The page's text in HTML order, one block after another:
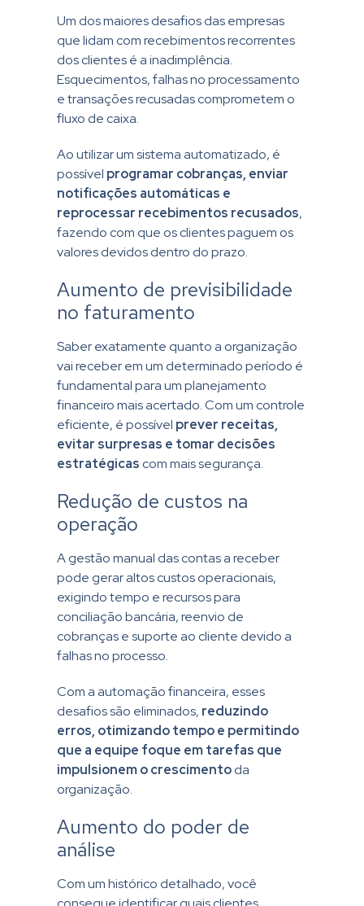
Um dos maiores desafios das empresas
que lidam com recebimentos recorrentes
dos clientes é a inadimplência.
Esquecimentos, falhas no processamento
e transações recusadas comprometem o
fluxo de caixa.
Ao utilizar um sistema automatizado, é
possível programar cobranças, enviar
notificações automáticas e
reprocessar recebimentos recusados,
fazendo com que os clientes paguem os
valores devidos dentro do prazo.
Aumento de previsibilidade
no faturamento
Saber exatamente quanto a organização
vai receber em um determinado período é
fundamental para um planejamento
financeiro mais acertado. Com um controle
eficiente, é possível prever receitas,
evitar surpresas e tomar decisões
estratégicas com mais segurança.
Redução de custos na
operação
A gestão manual das contas a receber
pode gerar altos custos operacionais,
exigindo tempo e recursos para
conciliação bancária, reenvio de
cobranças e suporte ao cliente devido a
falhas no processo.
Com a automação financeira, esses
desafios são eliminados, reduzindo
erros, otimizando tempoe permitindo
que a equipe foque em tarefas que
impulsionem o crescimentoda
organização.
Aumento do poder de
análise
Com um histórico detalhado, você